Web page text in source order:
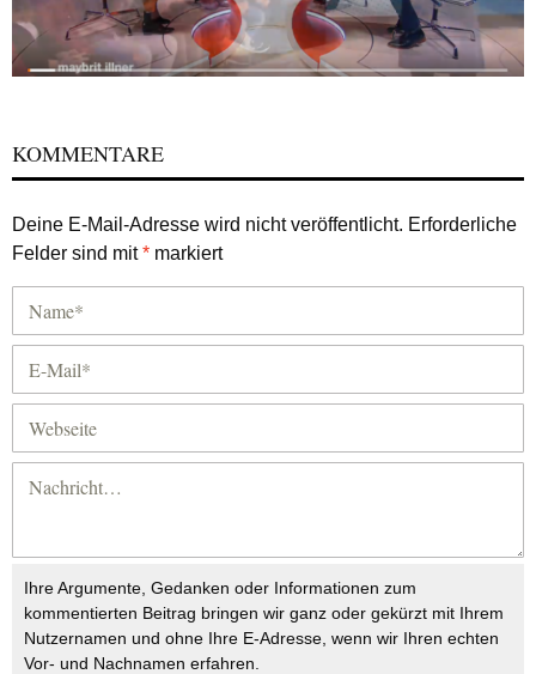
KOMMENTARE
Deine E-Mail-Adresse wird nicht veröffentlicht. Erforderliche
Felder sind mit* markiert
Ihre Argumente, Gedanken oder Informationen zum
kommentierten Beitrag bringen wir ganz oder gekürzt mit Ihrem
Nutzernamen und ohne Ihre E-Adresse, wenn wir Ihren echten
Vor- und Nachnamen erfahren.